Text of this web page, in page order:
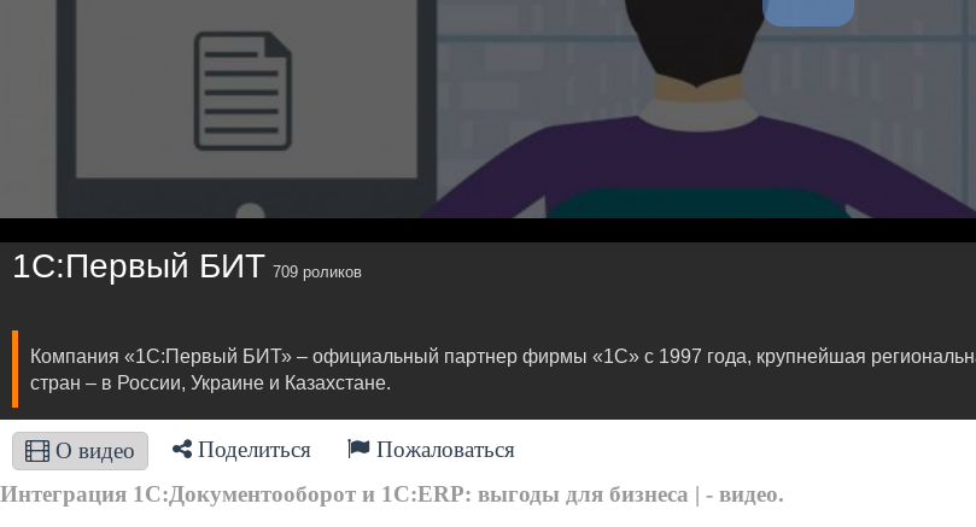
1С:Первый БИТ 709 роликов
Компания «1С:Первый БИТ» – официальный партнер фирмы «1С» с 1997 года, крупнейшая
стран – в России, Украине и Казахстане.
О видео Поделиться
Пожаловаться
Интеграция 1С:Документооборот и 1С:ERP: выгоды для бизнеса | - видео.